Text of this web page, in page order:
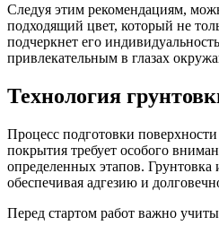
Следуя этим рекомендациям,
подходящий цвет, который не
подчеркнет его
привлекательным в глазах
Технология
Процесс подготовки
покрытия требует особого
определенных этапов. Грунтовка
обеспечивая адгезию и
Перед стартом работ важно